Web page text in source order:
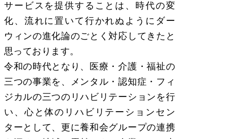
サービスを提供することは、時代の変
化、流れに置いて行かれぬようにダー
ウィンの進化論のごとく対応してきたと
思っております。
令和の時代となり、医療・介護・福祉の
三つの事業を、メンタル・認知症・フィ
ジカルの三つのリハビリテーションを行
い、心と体のリハビリテーションセン
ターとして、更に養和会グループの連携